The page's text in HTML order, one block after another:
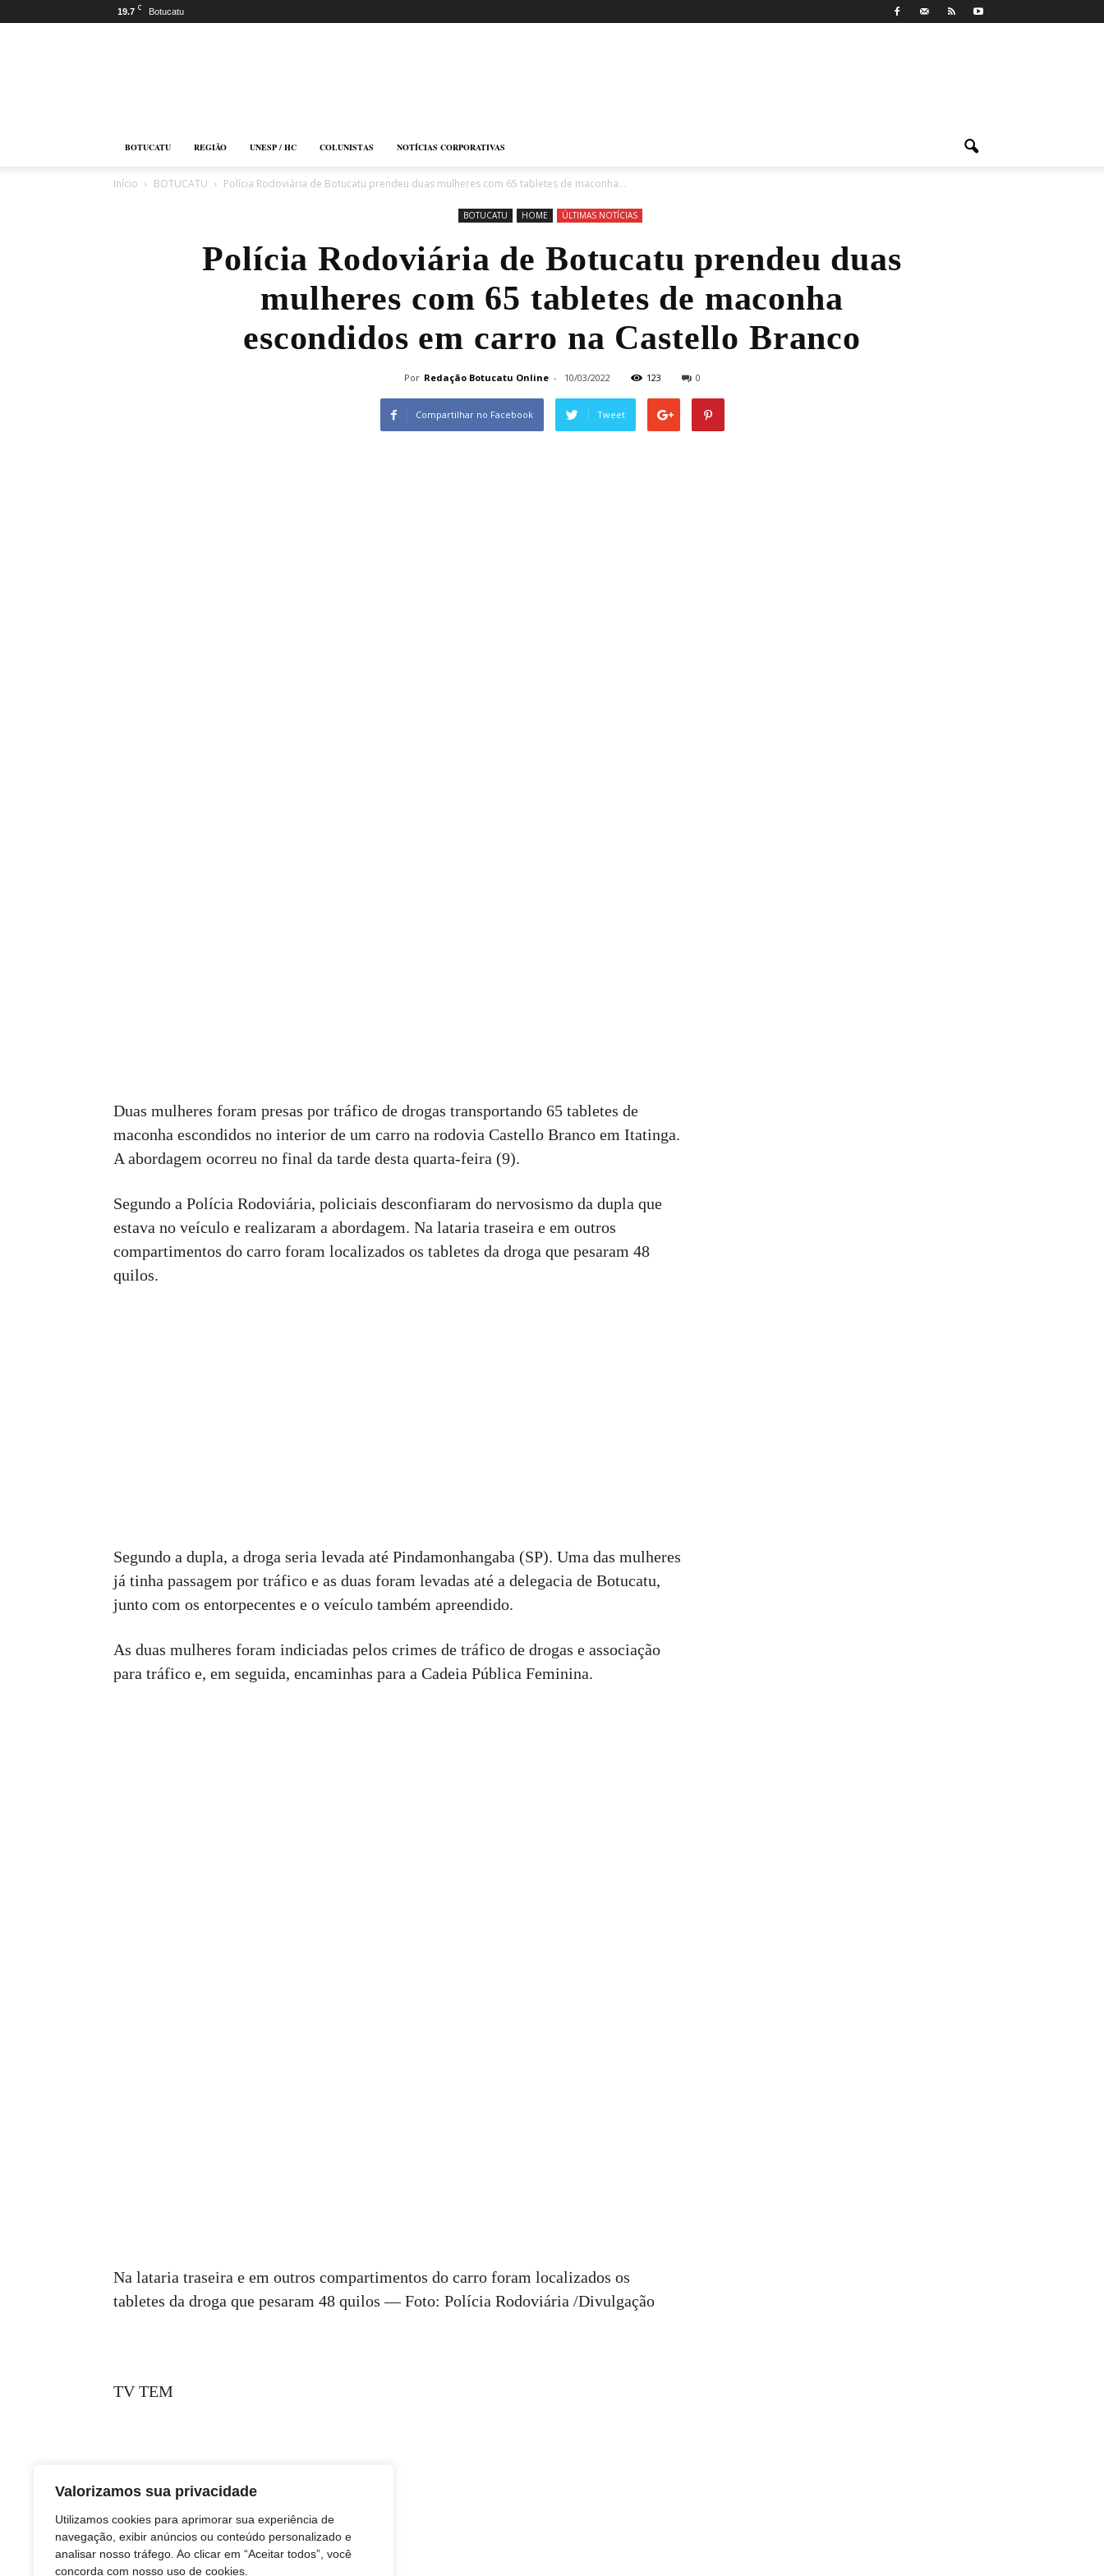
Valorizamos sua privacidade
Utilizamos cookies para aprimorar sua experiência de
navegação, exibir anúncios ou conteúdo personalizado e
analisar nosso tráfego. Ao clicar em “Aceitar todos”, você
concorda com nosso uso de cookies.
19.7 C Botucatu
BOTUCATU REGIÃO UNESP / HC COLUNISTAS NOTÍCIAS CORPORATIVAS
Início BOTUCATU Polícia Rodoviária de Botucatu prendeu duas mulheres com 65 tabletes de maconha...
BOTUCATU HOME ÚLTIMAS NOTÍCIAS
Polícia Rodoviária de Botucatu prendeu duas
mulheres com 65 tabletes de maconha
escondidos em carro na Castello Branco
Por Redação Botucatu Online - 10/03/2022 123 0
Compartilhar no Facebook Tweet
Duas mulheres foram presas por tráfico de drogas transportando 65 tabletes de
maconha escondidos no interior de um carro na rodovia Castello Branco em Itatinga.
A abordagem ocorreu no final da tarde desta quarta-feira (9).
Segundo a Polícia Rodoviária, policiais desconfiaram do nervosismo da dupla que
estava no veículo e realizaram a abordagem. Na lataria traseira e em outros
compartimentos do carro foram localizados os tabletes da droga que pesaram 48
quilos.
Segundo a dupla, a droga seria levada até Pindamonhangaba (SP). Uma das mulheres
já tinha passagem por tráfico e as duas foram levadas até a delegacia de Botucatu,
junto com os entorpecentes e o veículo também apreendido.
As duas mulheres foram indiciadas pelos crimes de tráfico de drogas e associação
para tráfico e, em seguida, encaminhas para a Cadeia Pública Feminina.
Na lataria traseira e em outros compartimentos do carro foram localizados os
tabletes da droga que pesaram 48 quilos — Foto: Polícia Rodoviária /Divulgação
TV TEM